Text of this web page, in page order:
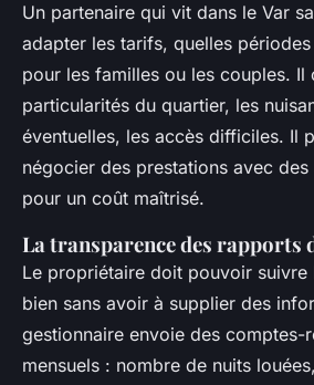
Un partenaire qui vit dans le Var
adapter les tarifs, quelles
pour les familles ou les couples. Il
particularités du quartier, les
éventuelles, les accès difficiles. Il
négocier des prestations avec
pour un coût maîtrisé.
La transparence des rapports
Le propriétaire doit pouvoir suivre
bien sans avoir à supplier des
gestionnaire envoie des comptes-
mensuels : nombre de nuits